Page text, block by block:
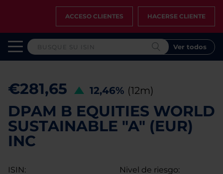
ACCESO CLIENTES HACERSE CLIENTE
Ver todos
€281,65 12,46% (12m)
DPAM B EQUITIES WORLD
SUSTAINABLE "A" (EUR)
INC
ISIN: Nivel de riesgo: